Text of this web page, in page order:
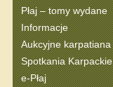
Płaj – tomy wydane
Informacje
Aukcyjne karpatiana
Spotkania Karpackie
e-Płaj